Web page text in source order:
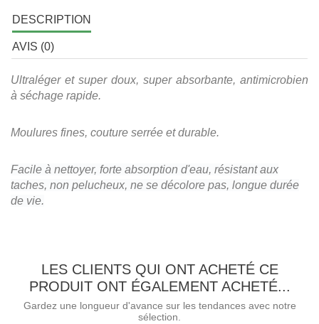
DESCRIPTION
AVIS (0)
Ultraléger et super doux, super absorbante, antimicrobien
à séchage rapide.
Moulures fines, couture serrée et durable.
Facile à nettoyer, forte absorption d'eau, résistant aux
taches, non pelucheux, ne se décolore pas, longue durée
de vie.
LES CLIENTS QUI ONT ACHETÉ CE
PRODUIT ONT ÉGALEMENT ACHETÉ...
Gardez une longueur d'avance sur les tendances avec notre
sélection.